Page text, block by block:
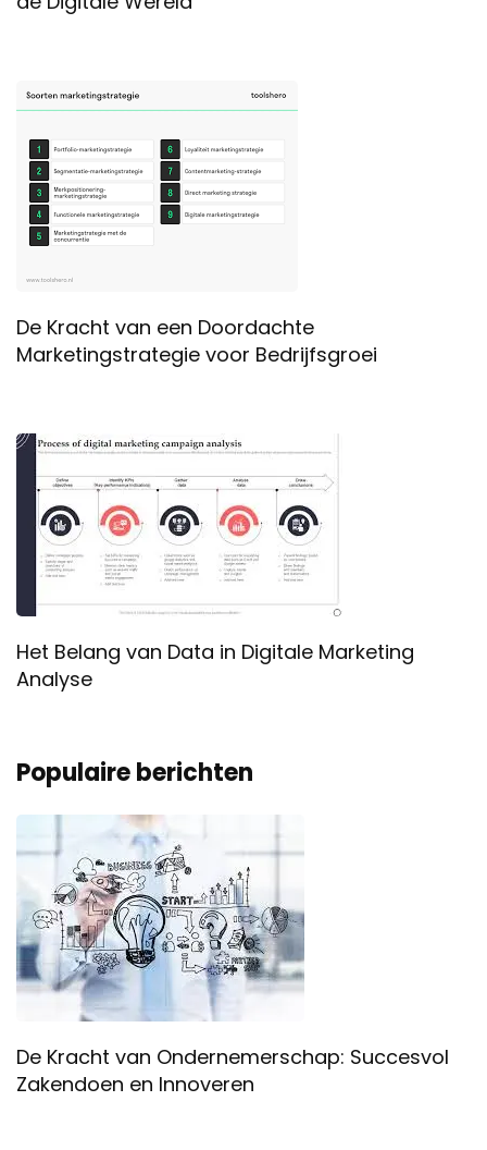
De Kracht van een Doordachte
Marketingstrategie voor Bedrijfsgroei
Het Belang van Data in Digitale Marketing
Analyse
Populaire berichten
De Kracht van Ondernemerschap: Succesvol
Zakendoen en Innoveren